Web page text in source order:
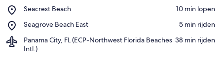
Lake
Park
Seacrest Beach
Place,
Beach
‪10 min lopen‬
Seagrove Beach East
Place,
Beach
East
‪5 min rijden‬
Panama City, FL (ECP-Northwest Florida Beaches
Intl.)
Airport,
Panama
‪38 min rijden‬